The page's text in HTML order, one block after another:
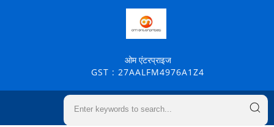
ओम एंटरप्राइज
GST : 27AALFM4976A1Z4